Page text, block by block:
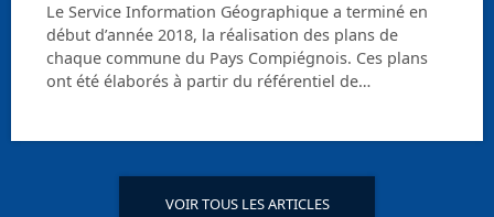
Le Service Information Géographique a terminé en
début d’année 2018, la réalisation des plans de
chaque commune du Pays Compiégnois. Ces plans
ont été élaborés à partir du référentiel de…
VOIR TOUS LES ARTICLES